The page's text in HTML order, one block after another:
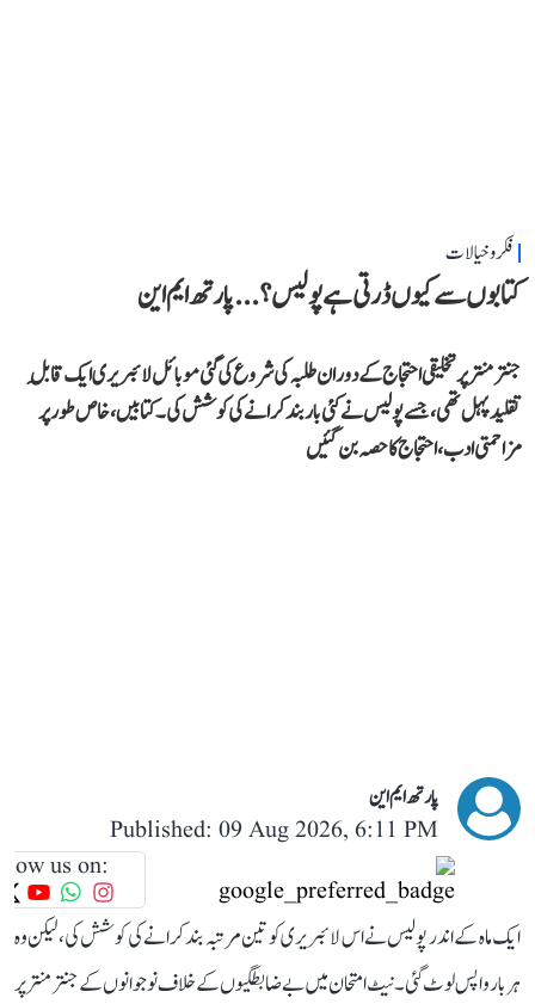
فکر و خیالات
کتابوں سے کیوں ڈرتی ہے پولیس؟...پارتھ ایم این
جنتر منتر پر تخلیقی احتجاج کے دوران طلبہ کی شروع کی گئی موبائل لائبریری ایک قابلِ
تقلید پہل تھی، جسے پولیس نے کئی بار بند کرانے کی کوشش کی۔ کتابیں، خاص طور پر
مزاحمتی ادب، احتجاج کا حصہ بن گئیں
پارتھ ایم این
Published: 09 Aug 2026, 6:11 PM
us on:
ایک ماہ کے اندر پولیس نے اس لائبریری کو تین مرتبہ بند کرانے کی کوشش کی، لیکن وہ
ہر بار واپس لوٹ گئی۔ نیٹ امتحان میں بے ضابطگیوں کے خلاف نوجوانوں کے جنتر منتر پر